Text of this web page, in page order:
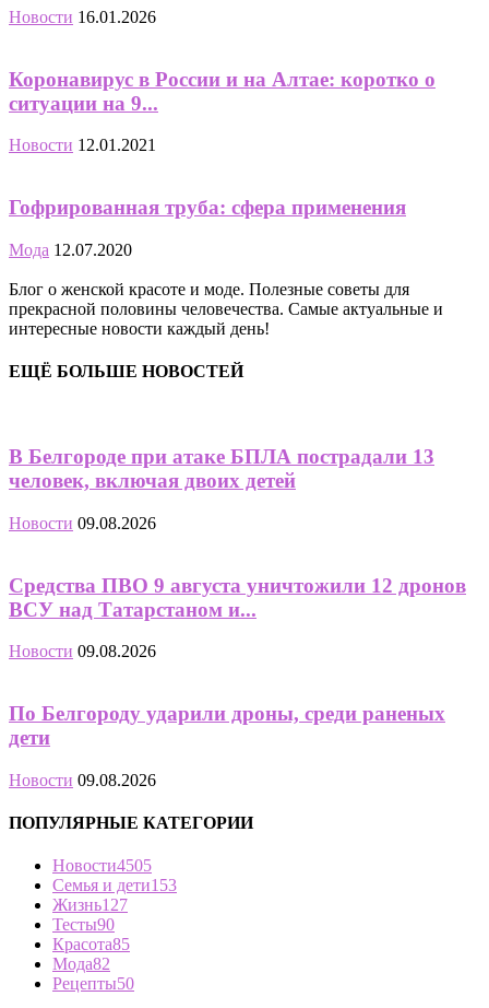
Новости 16.01.2026
Коронавирус в России и на Алтае: коротко о
ситуации на 9...
Новости 12.01.2021
Гофрированная труба: сфера применения
Мода 12.07.2020
Блог о женской красоте и моде. Полезные советы для
прекрасной половины человечества. Самые актуальные и
интересные новости каждый день!
ЕЩЁ БОЛЬШЕ НОВОСТЕЙ
В Белгороде при атаке БПЛА пострадали 13
человек, включая двоих детей
Новости 09.08.2026
Средства ПВО 9 августа уничтожили 12 дронов
ВСУ над Татарстаном и...
Новости 09.08.2026
По Белгороду ударили дроны, среди раненых
дети
Новости 09.08.2026
ПОПУЛЯРНЫЕ КАТЕГОРИИ
Новости4505
Семья и дети153
Жизнь127
Тесты90
Красота85
Мода82
Рецепты50